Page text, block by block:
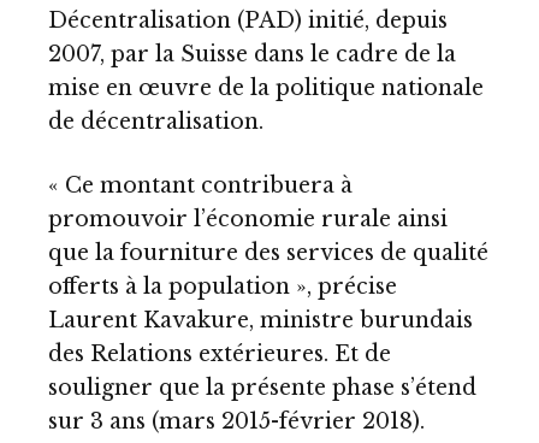
Décentralisation (PAD) initié, depuis
2007, par la Suisse dans le cadre de la
mise en œuvre de la politique nationale
de décentralisation.
« Ce montant contribuera à
promouvoir l’économie rurale ainsi
que la fourniture des services de qualité
offerts à la population », précise
Laurent Kavakure, ministre burundais
des Relations extérieures. Et de
souligner que la présente phase s’étend
sur 3 ans (mars 2015-février 2018).